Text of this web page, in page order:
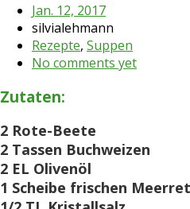
Jan. 12, 2017
silvialehmann
Rezepte, Suppen
No comments yet
Zutaten:
2 Rote-Beete
2 Tassen Buchweizen
2 EL Olivenöl
1 Scheibe frischen